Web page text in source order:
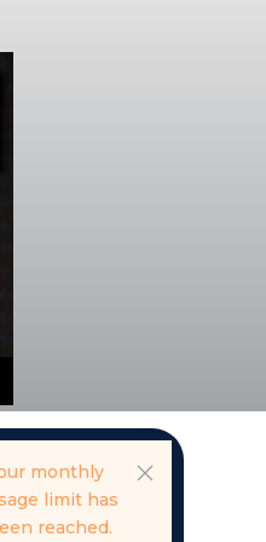
monthly
limit has
reached.